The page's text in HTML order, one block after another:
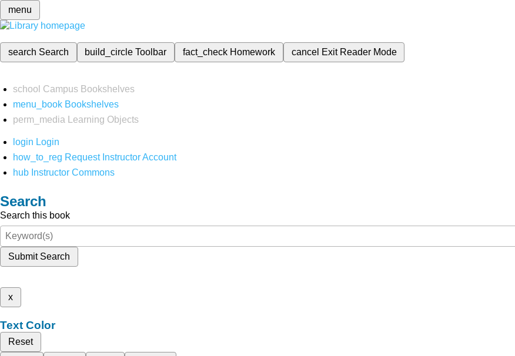
menu
search Search build_circleToolbar fact_check Homework cancel Exit Reader Mode
school Campus Bookshelves
menu_book Bookshelves
perm_media
Learning Objects
login Login
how_to_reg Request Instructor Account
hub Instructor Commons
Search
Search this book
Submit Search
x
Text Color
Reset